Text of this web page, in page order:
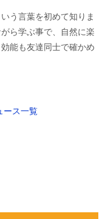
う言葉を初めて知りま
ら学ぶ事で、自然に楽
能も友達同士で確かめ